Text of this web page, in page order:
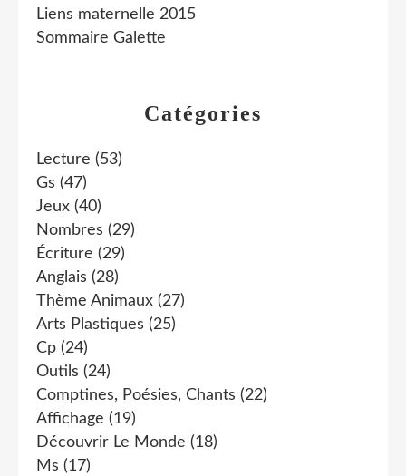
Catégories
Lecture (53)
Gs (47)
Jeux (40)
Nombres (29)
Écriture (29)
Anglais (28)
Thème Animaux (27)
Arts Plastiques (25)
Cp (24)
Outils (24)
Comptines, Poésies, Chants (22)
Affichage (19)
Découvrir Le Monde (18)
Ms (17)
Liens maternelle 2015
Sommaire Galette